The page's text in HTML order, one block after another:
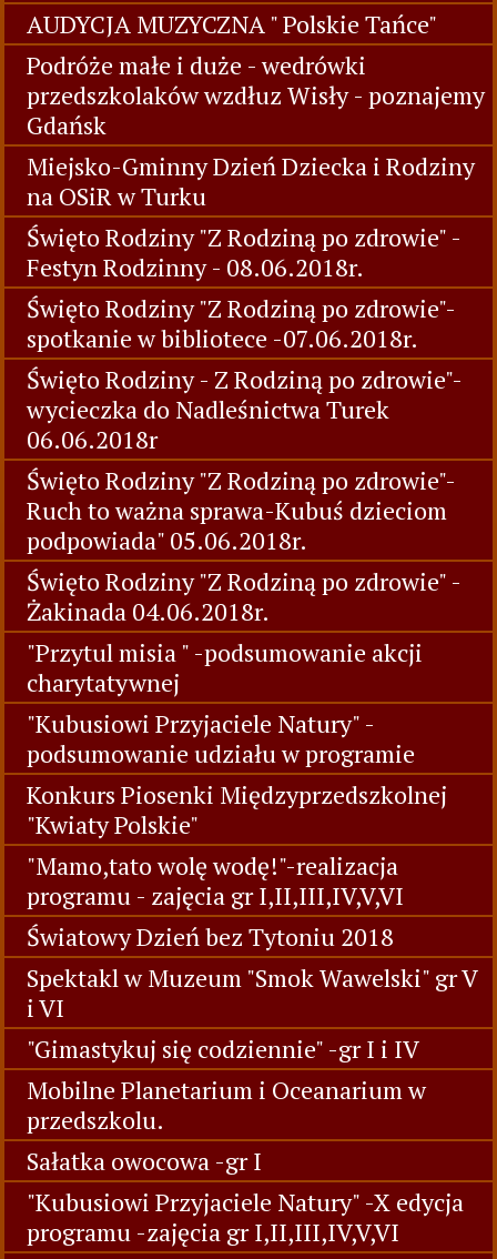
AUDYCJA MUZYCZNA " Polskie Tańce"
Podróże małe i duże - wedrówki
przedszkolaków wzdłuz Wisły - poznajemy
Gdańsk
Miejsko-Gminny Dzień Dziecka i Rodziny
na OSiR w Turku
Święto Rodziny "Z Rodziną po zdrowie" -
Festyn Rodzinny - 08.06.2018r.
Święto Rodziny "Z Rodziną po zdrowie"-
spotkanie w bibliotece -07.06.2018r.
Święto Rodziny - Z Rodziną po zdrowie"-
wycieczka do Nadleśnictwa Turek
06.06.2018r
Święto Rodziny "Z Rodziną po zdrowie"-
Ruch to ważna sprawa-Kubuś dzieciom
podpowiada" 05.06.2018r.
Święto Rodziny "Z Rodziną po zdrowie" -
Żakinada 04.06.2018r.
"Przytul misia " -podsumowanie akcji
charytatywnej
"Kubusiowi Przyjaciele Natury" -
podsumowanie udziału w programie
Konkurs Piosenki Międzyprzedszkolnej
"Kwiaty Polskie"
"Mamo,tato wolę wodę!"-realizacja
programu - zajęcia gr I,II,III,IV,V,VI
Światowy Dzień bez Tytoniu 2018
Spektakl w Muzeum "Smok Wawelski" gr V
i VI
"Gimastykuj się codziennie" -gr I i IV
Mobilne Planetarium i Oceanarium w
przedszkolu.
Sałatka owocowa -gr I
"Kubusiowi Przyjaciele Natury" -X edycja
programu -zajęcia gr I,II,III,IV,V,VI